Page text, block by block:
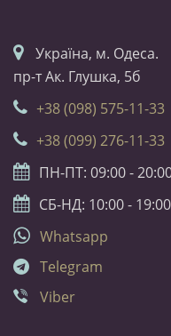
Українa, м. Одеса.
пр-т Ак. Глушка, 5б
+38 (098) 575-11-33
+38 (099) 276-11-33
ПН-ПТ: 09:00 -
СБ-НД: 10:00 - 19:00
Whatsapp
Telegram
Viber